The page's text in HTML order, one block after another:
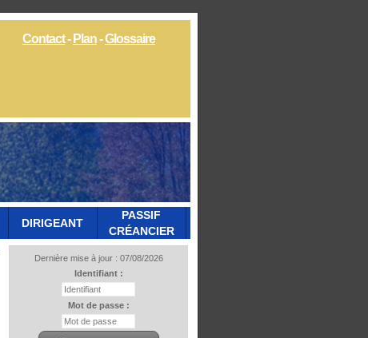
Contact- Plan-Glossaire
DIRIGEANT
PASSIF
CRÉANCIER
Dernière mise à jour : 07/08/2026
Identifiant :
Mot de passe :